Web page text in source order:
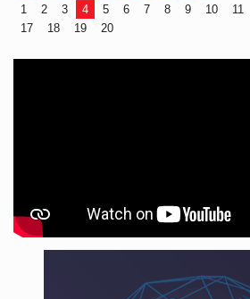
1 2 3 4 5 6 7 8 9 10 11
17
18 19 20